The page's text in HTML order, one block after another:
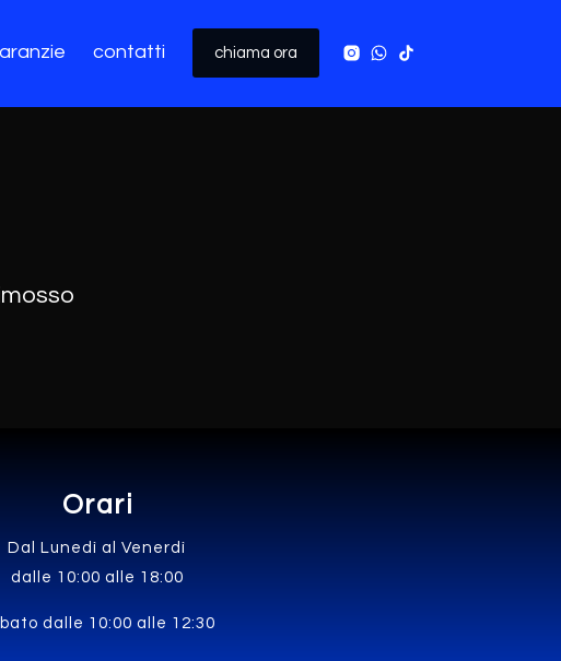
contatti chiama ora
Orari
Dal Lunedì al Venerdì
dalle 10:00 alle 18:00
dalle 10:00 alle 12:30